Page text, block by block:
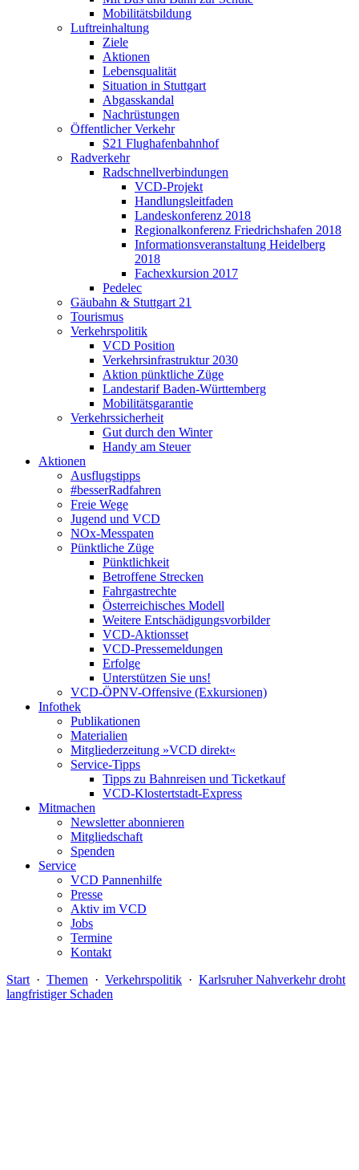
Mobilitätsbildung
Luftreinhaltung
Ziele
Aktionen
Lebensqualität
Situation in Stuttgart
Abgasskandal
Nachrüstungen
Öffentlicher Verkehr
S21 Flughafenbahnhof
Radverkehr
Radschnellverbindungen
VCD-Projekt
Handlungsleitfaden
Landeskonferenz 2018
Regionalkonferenz Friedrichshafen 2018
Informationsveranstaltung Heidelberg
2018
Fachexkursion 2017
Pedelec
Gäubahn & Stuttgart 21
Tourismus
Verkehrspolitik
VCD Position
Verkehrsinfrastruktur 2030
Aktion pünktliche Züge
Landestarif Baden-Württemberg
Mobilitätsgarantie
Verkehrssicherheit
Gut durch den Winter
Handy am Steuer
Aktionen
Ausflugstipps
#besserRadfahren
Freie Wege
Jugend und VCD
NOx-Messpaten
Pünktliche Züge
Pünktlichkeit
Betroffene Strecken
Fahrgastrechte
Österreichisches Modell
Weitere Entschädigungsvorbilder
VCD-Aktionsset
VCD-Pressemeldungen
Erfolge
Unterstützen Sie uns!
VCD-ÖPNV-Offensive (Exkursionen)
Infothek
Publikationen
Materialien
Mitgliederzeitung »VCD direkt«
Service-Tipps
Tipps zu Bahnreisen und Ticketkauf
VCD-Klostertstadt-Express
Mitmachen
Newsletter abonnieren
Mitgliedschaft
Spenden
Service
VCD Pannenhilfe
Presse
Aktiv im VCD
Jobs
Termine
Kontakt
Start · Themen · Verkehrspolitik · Karlsruher Nahverkehr droht
langfristiger Schaden